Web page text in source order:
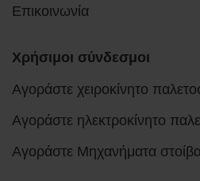
Επικοινωνία
Χρήσιμοι σύνδεσμοι
Αγοράστε χειροκίνητο
Αγοράστε ηλεκτροκίνητο
Αγοράστε Μηχανήματα